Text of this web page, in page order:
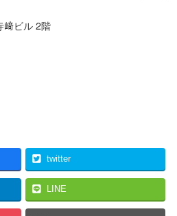
ビル 2階
twitter
LINE